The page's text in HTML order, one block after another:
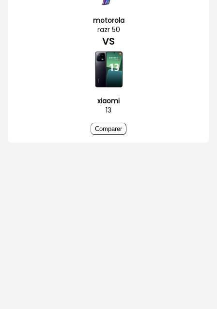
motorola
razr 50
VS
xiaomi
13
Comparer